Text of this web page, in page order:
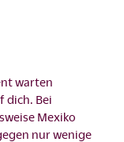
warten
dich. Bei
Mexiko
nur wenige